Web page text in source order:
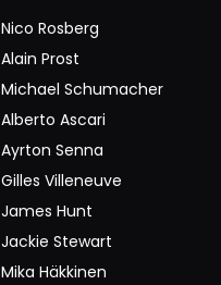
Nico Rosberg
Alain Prost
Michael Schumacher
Alberto Ascari
Ayrton Senna
Gilles Villeneuve
James Hunt
Jackie Stewart
Mika Häkkinen